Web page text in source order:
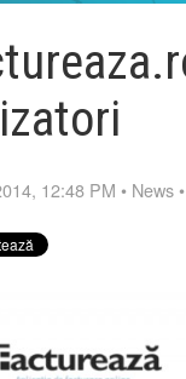
12:48 PM • News •